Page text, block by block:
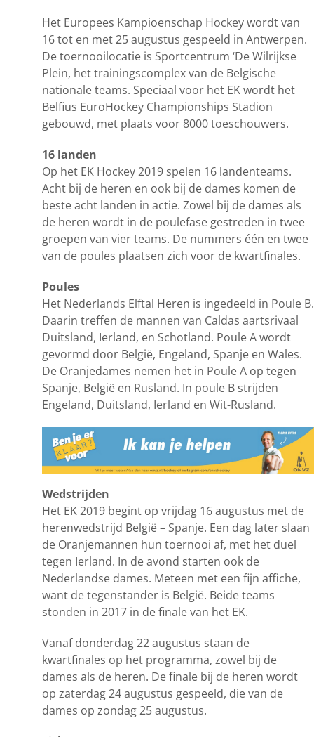
Het Europees Kampioenschap Hockey wordt van
16 tot en met 25 augustus gespeeld in Antwerpen.
De toernooilocatie is Sportcentrum ‘De Wilrijkse
Plein, het trainingscomplex van de Belgische
nationale teams. Speciaal voor het EK wordt het
Belfius EuroHockey Championships Stadion
gebouwd, met plaats voor 8000 toeschouwers.
16 landen
Op het EK Hockey 2019 spelen 16 landenteams.
Acht bij de heren en ook bij de dames komen de
beste acht landen in actie. Zowel bij de dames als
de heren wordt in de poulefase gestreden in twee
groepen van vier teams. De nummers één en twee
van de poules plaatsen zich voor de kwartfinales.
Poules
Het Nederlands Elftal Heren is ingedeeld in Poule B.
Daarin treffen de mannen van Caldas aartsrivaal
Duitsland, Ierland, en Schotland. Poule A wordt
gevormd door België, Engeland, Spanje en Wales.
De Oranjedames nemen het in Poule A op tegen
Spanje, België en Rusland. In poule B strijden
Engeland, Duitsland, Ierland en Wit-Rusland.
Wedstrijden
Het EK 2019 begint op vrijdag 16 augustus met de
herenwedstrijd België – Spanje. Een dag later slaan
de Oranjemannen hun toernooi af, met het duel
tegen Ierland. In de avond starten ook de
Nederlandse dames. Meteen met een fijn affiche,
want de tegenstander is België. Beide teams
stonden in 2017 in de finale van het EK.
Vanaf donderdag 22 augustus staan de
kwartfinales op het programma, zowel bij de
dames als de heren. De finale bij de heren wordt
op zaterdag 24 augustus gespeeld, die van de
dames op zondag 25 augustus.